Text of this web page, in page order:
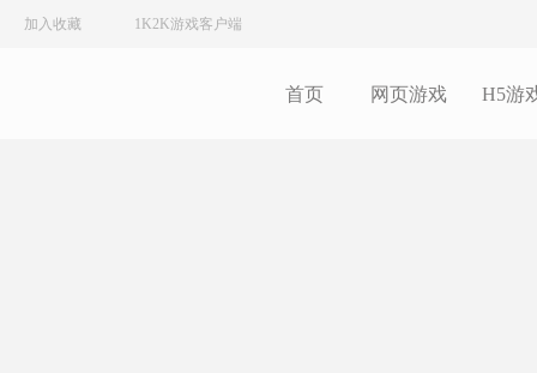
加入收藏 1K2K游戏客户端
首页 网页游戏 H5游